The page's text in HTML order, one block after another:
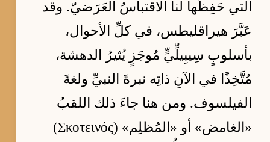
التي حَفِظَها لنا الاقتباسُ العَرَضيّ. وقد
عَبَّرَ هيراقليطس، في كلِّ الأحوال،
بأسلوبٍ سِيبِيلِّيٍّ مُوجَزٍ يُثيرُ الدهشة،
مُتَّخِذًا في الآنِ ذاتِه نبرةَ النبيِّ ولغةَ
الفيلسوف. ومن هنا جاءَ ذلك اللقبُ
«الغامض» أو «المُظلِم» (Σκοτεινός)